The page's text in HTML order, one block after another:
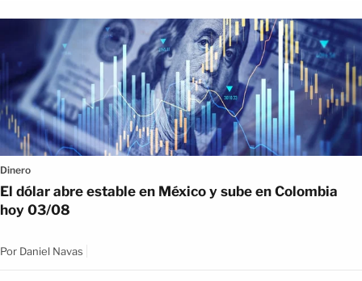
Dinero
El dólar abre estable en México y sube en Colombia
hoy 03/08
Por Daniel Navas